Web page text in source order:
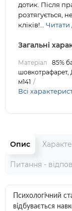
дотик. Після
розтягується,
кліків!... Читати
Загальні
Матеріал 85%
м141
Всі
Опис
Питання -
Психологічний
відбувається